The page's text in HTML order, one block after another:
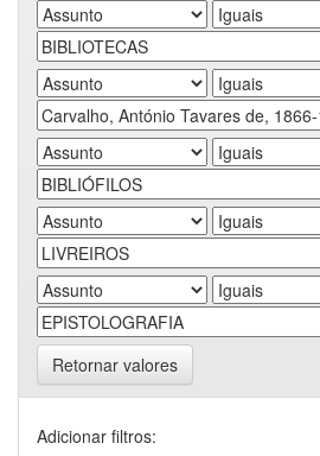
Retornar valores
Adicionar filtros: